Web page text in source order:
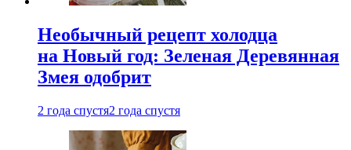
Необычный рецепт холодца
на Новый год: Зеленая Деревянная
Змея одобрит
2 года спустя2 года спустя